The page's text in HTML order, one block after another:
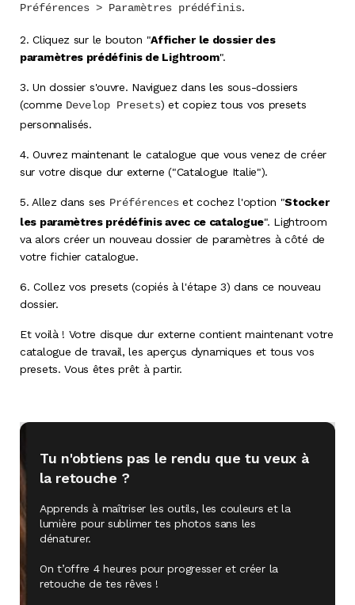
Préférences > Paramètres prédéfinis.
2.Cliquez sur le bouton "Afficher le dossier des
paramètres prédéfinis de Lightroom".
3.Un dossier s'ouvre. Naviguez dans les sous-dossiers
(comme Develop Presets) et copiez tous vos presets
personnalisés.
4.Ouvrez maintenant le catalogue que vous venez de créer
sur votre disque dur externe ("Catalogue Italie").
5. Allez dans ses Préférenceset cochez l'option "Stocker
les paramètres prédéfinis avec ce catalogue". Lightroom
va alors créer un nouveau dossier de paramètres à côté de
votre fichier catalogue.
6.Collez vos presets (copiés à l'étape 3) dans ce nouveau
dossier.
Et voilà ! Votre disque dur externe contient maintenant votre
catalogue de travail, les aperçus dynamiques et tous vos
presets. Vous êtes prêt à partir.
Tu n'obtiens pas le rendu que tu veux à
la retouche ?
Apprends à maîtriser les outils, les couleurs et la
lumière pour sublimer tes photos sans les
dénaturer.
On t’offre 4 heures pour progresser et créer la
retouche de tes rêves !